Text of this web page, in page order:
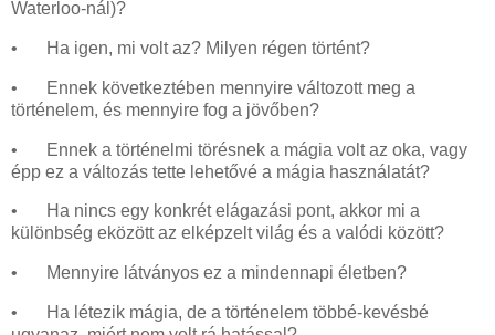
Waterloo-nál)?
• Ha igen, mi volt az? Milyen régen történt?
•
Ennek következtében mennyire változott meg a
történelem, és mennyire fog a jövőben?
•
Ennek a történelmi törésnek a mágia volt az oka, vagy
épp ez a változás tette lehetővé a mágia használatát?
•
Ha nincs egy konkrét elágazási pont, akkor mi a
különbség eközött az elképzelt világ és a valódi között?
• Mennyire látványos ez a mindennapi életben?
•
Ha létezik mágia, de a történelem többé-kevésbé